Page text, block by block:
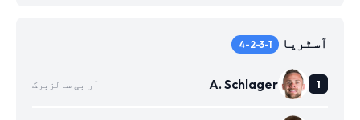
آسٹریا 4-2-3-1
A. Schlager آر بی سالزبرگ